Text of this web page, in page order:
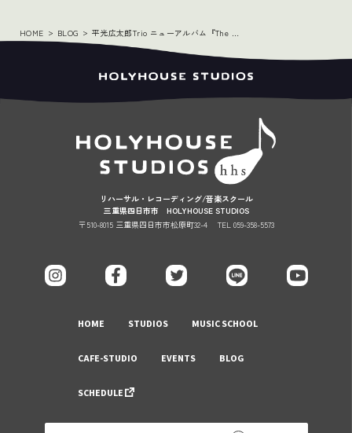
HOME BLOG 平光広太郎Trio ニューアルバム『The Trio Vol.2』本日リリース！
リハーサル・レコーディング/音楽スクール
三重県四日市市 HOLYHOUSE STUDIOS
〒510-8015 三重県四日市市松原町32-4
TEL 059-358-5573
HOME STUDIOS MUSIC SCHOOL
CAFE-STUDIO EVENTS BLOG
SCHEDULE